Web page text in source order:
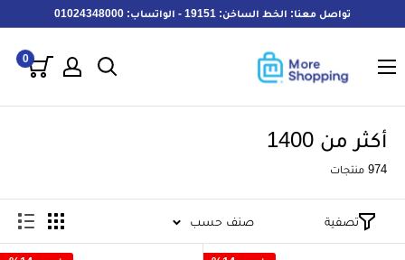
المحتوى
تواصل معنا: الخط الساخن: 19151 - الواتساب: 01024348000
0
أكثر من 1400
974 منتجات
تصفية صنف حسب